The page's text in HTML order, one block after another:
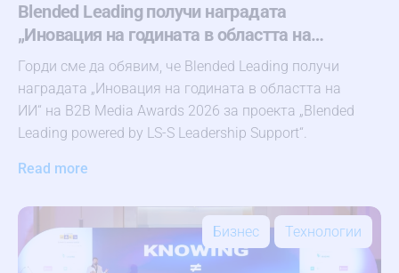
Blended Leading получи наградата
„Иновация на годината в областта на…
Горди сме да обявим, че Blended Leading получи
наградата „Иновация на годината в областта на
ИИ“ на B2B Media Awards 2026 за проекта „Blended
Leading powered by LS-S Leadership Support“.
Read more
Бизнес Технологии